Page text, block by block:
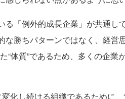
「例外的成長企業」が共通し
勝ちパターンではなく、経営
“体質”であるため、多くの企業
化し続ける組織であるために、